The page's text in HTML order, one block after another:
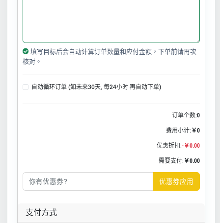
填写目标后会自动计算订单数量和应付金额，下单前请再次
核对。
自动循环订单 (如未来30天, 每24小时 再自动下单)
订单个数:0
费用小计: ￥0
优惠折扣:-￥0.00
需要支付: ￥0.00
优惠券应用
支付方式